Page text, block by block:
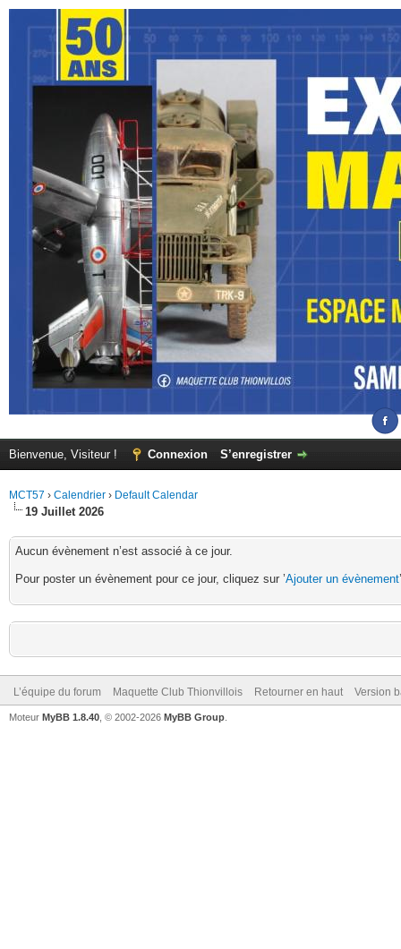
Bienvenue, Visiteur ! Connexion S’enregistrer
MCT57 › Calendrier › Default Calendar
19 Juillet 2026
Aucun évènement n’est associé à ce jour.
Pour poster un évènement pour ce jour, cliquez sur ’Ajouter un évènement
L’équipe du forum Maquette Club Thionvillois Retourner en haut Version
Moteur MyBB 1.8.40 , © 2002-2026 MyBB Group